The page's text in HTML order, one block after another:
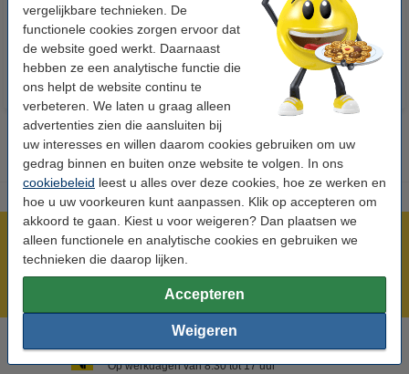
vergelijkbare technieken. De
functionele cookies zorgen ervoor dat
de website goed werkt. Daarnaast
hebben ze een analytische functie die
ons helpt de website continu te
verbeteren. We laten u graag alleen
advertenties zien die aansluiten bij
uw interesses en willen daarom cookies gebruiken om uw
gedrag binnen en buiten onze website te volgen. In ons
cookiebeleid leest u alles over deze cookies, hoe ze werken en
hoe u uw voorkeuren kunt aanpassen. Klik op accepteren om
akkoord te gaan. Kiest u voor weigeren? Dan plaatsen we
alleen functionele en analytische cookies en gebruiken we
technieken die daarop lijken.
Accepteren
Weigeren
€ 14,95 € 7,25 Incl. 21% btw
Meer dan 5 miljoen klanten!
Voor 22.00 uur besteld, morgen in huis!
Hulp nodig? Bel ons op +32 (0)9 39 64 123
Op werkdagen van 8.30 tot 17 uur